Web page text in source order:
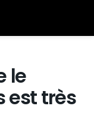
le
est très